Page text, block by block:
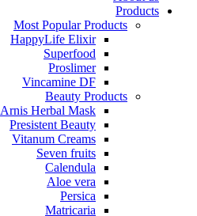
Products
Most Popular Products
HappyLife Elixir
Superfood
Proslimer
Vincamine DF
Beauty Products
Arnis Herbal Mask
Presistent Beauty
Vitanum Creams
Seven fruits
Calendula
Aloe vera
Persica
Matricaria